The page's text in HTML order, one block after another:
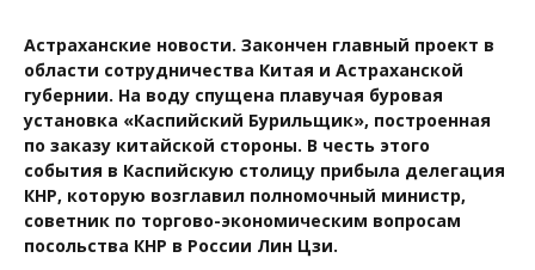
Астраханские новости. Закончен главный проект в
области сотрудничества Китая и Астраханской
губернии. На воду спущена плавучая буровая
установка «Каспийский Бурильщик», построенная
по заказу китайской стороны. В честь этого
события в Каспийскую столицу прибыла делегация
КНР, которую возглавил полномочный министр,
советник по торгово-экономическим вопросам
посольства КНР в России Лин Цзи.